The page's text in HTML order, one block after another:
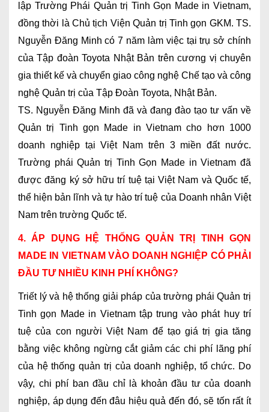
lập Trường Phái Quản trị Tinh Gọn Made in Vietnam,
đồng thời là Chủ tịch Viện Quản trị Tinh gọn GKM. TS.
Nguyễn Đăng Minh có 7 năm làm việc tại trụ sở chính
của Tập đoàn Toyota Nhật Bản trên cương vị chuyên
gia thiết kế và chuyển giao công nghệ Chế tạo và công
nghệ Quản trị của Tập Đoàn Toyota, Nhật Bản.
TS. Nguyễn Đăng Minh đã và đang đào tạo tư vấn về
Quản trị Tinh gọn Made in Vietnam cho hơn 1000
doanh nghiệp tại Việt Nam trên 3 miền đất nước.
Trường phái Quản trị Tinh Gọn Made in Vietnam đã
được đăng ký sở hữu trí tuệ tại Việt Nam và Quốc tế,
thể hiện bản lĩnh và tự hào trí tuệ của Doanh nhân Việt
Nam trên trường Quốc tế.
4. ÁP DỤNG HỆ THỐNG QUẢN TRỊ TINH GỌN
MADE IN VIETNAM VÀO DOANH NGHIỆP CÓ PHẢI
ĐẦU TƯ NHIỀU KINH PHÍ KHÔNG?
Triết lý và hệ thống giải pháp của trường phái Quản trị
Tinh gọn Made in Vietnam tập trung vào phát huy trí
tuệ của con người Việt Nam để tạo giá trị gia tăng
bằng việc không ngừng cắt giảm các chi phí lãng phí
của hệ thống quản trị của doanh nghiệp, tổ chức. Do
vậy, chi phí ban đầu chỉ là khoản đầu tư của doanh
nghiệp, áp dụng đến đâu hiệu quả đến đó, sẽ tốn rất ít